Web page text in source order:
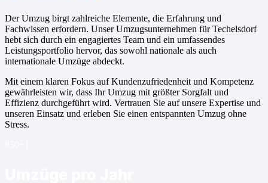
Der Umzug birgt zahlreiche Elemente, die Erfahrung und
Fachwissen erfordern. Unser Umzugsunternehmen für Techelsdorf
hebt sich durch ein engagiertes Team und ein umfassendes
Leistungsportfolio hervor, das sowohl nationale als auch
internationale Umzüge abdeckt.
Mit einem klaren Fokus auf Kundenzufriedenheit und Kompetenz
gewährleisten wir, dass Ihr Umzug mit größter Sorgfalt und
Effizienz durchgeführt wird. Vertrauen Sie auf unsere Expertise und
unseren Einsatz und erleben Sie einen entspannten Umzug ohne
Stress.